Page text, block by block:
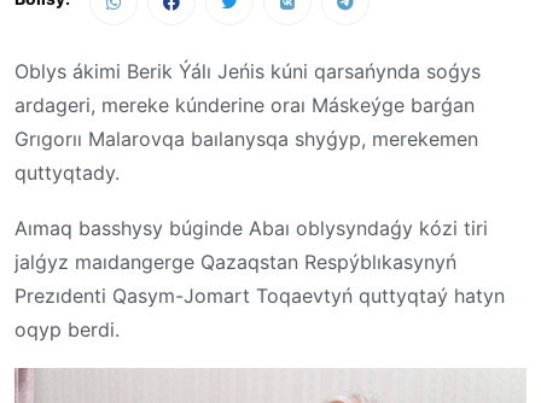
Oblys ákimi Berik Ýálı Jeńis kúni qarsańynda soǵys
ardageri, mereke kúnderine oraı Máskeýge barǵan
Grıgorıı Malarovqa baılanysqa shyǵyp, merekemen
quttyqtady.
Aımaq basshysy búginde Abaı oblysyndaǵy kózi tiri
jalǵyz maıdangerge Qazaqstan Respýblıkasynyń
Prezıdenti Qasym-Jomart Toqaevtyń quttyqtaý hatyn
oqyp berdi.